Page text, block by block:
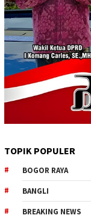
TOPIK POPULER
BOGOR RAYA
BANGLI
BREAKING NEWS